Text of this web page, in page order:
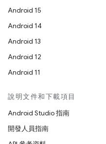
Android 15
Android 14
Android 13
Android 12
Android 11
說明文件和下載項目
Android Studio 指南
開發人員指南